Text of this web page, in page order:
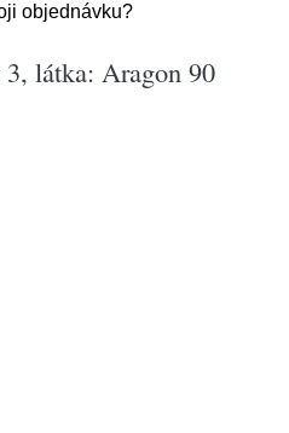
objednávku?
látka: Aragon 90